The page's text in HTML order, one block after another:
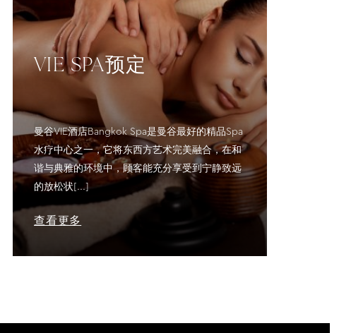
VIE SPA预定
曼谷VIE酒店Bangkok Spa是曼谷最好的精品Spa
水疗中心之一，它将东西方艺术完美融合，在和
谐与典雅的环境中，顾客能充分享受到宁静致远
的放松状[...]
查看更多